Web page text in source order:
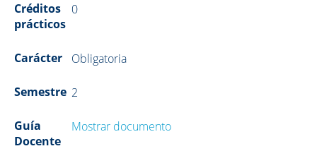
Créditos
prácticos
0
Carácter Obligatoria
Semestre 2
Guía
Docente
Mostrar documento